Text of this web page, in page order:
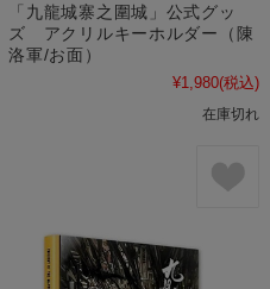
「九龍城寨之圍城」公式グッ
ズ アクリルキーホルダー（陳
洛軍/お面）
¥1,980(税込)
在庫切れ